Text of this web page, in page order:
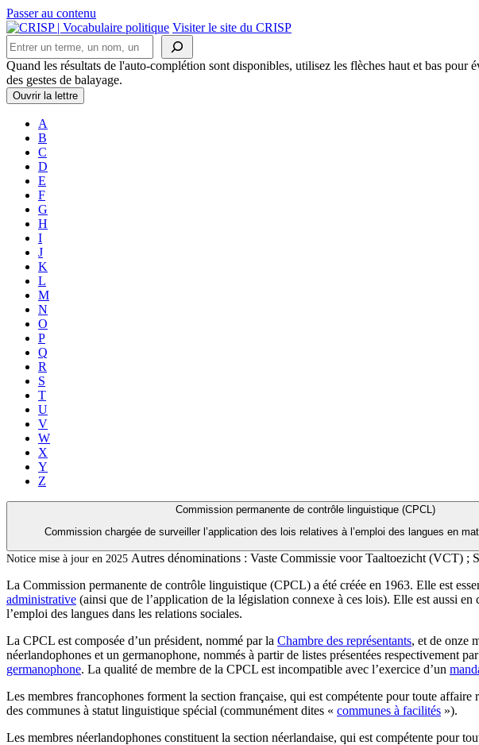
Passer au contenu
Navigation
principale
Visiter le site du CRISP
Rechercher
Quand les résultats de l'auto-complétion sont disponibles, utilisez les flèches haut et bas
des gestes de balayage.
Ouvrir la lettre
A
B
C
D
E
F
G
H
I
J
K
L
M
N
O
P
Q
R
S
T
U
V
W
X
Y
Z
Commission permanente de contrôle linguistique (CPCL)
Commission chargée de surveiller l’application des lois relatives à l’emploi des langues en
Notice mise à jour en 2025 Autres dénominations : Vaste Commissie voor Taaltoezicht (VCT) ;
La Commission permanente de contrôle linguistique (CPCL) a été créée en 1963. Elle est
administrative (ainsi que de l’application de la législation connexe à ces lois). Elle est aussi
l’emploi des langues dans les relations sociales.
La CPCL est composée d’un président, nommé par la Chambre des représentants, et de onze
néerlandophones et un germanophone, nommés à partir de listes présentées respectivement
germanophone. La qualité de membre de la CPCL est incompatible avec l’exercice d’un
Les membres francophones forment la section française, qui est compétente pour toute
des communes à statut linguistique spécial (communément dites « communes à facilités »).
Les membres néerlandophones constituent la section néerlandaise, qui est compétente pour